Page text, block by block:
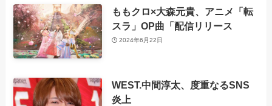
ももクロ×大森元貴、アニメ「転
スラ」OP曲「配信リリース
2024年6月22日
WEST.中間淳太、度重なるSNS
炎上